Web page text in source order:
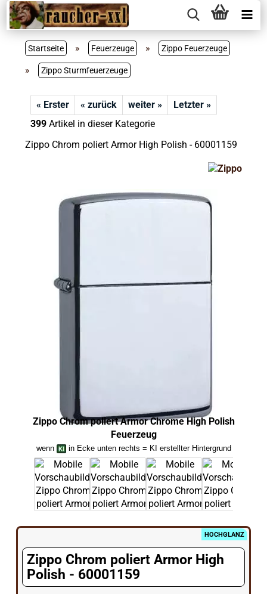
Startseite » Feuerzeuge » Zippo Feuerzeuge
» Zippo Sturmfeuerzeuge
« Erster « zurück weiter »
Letzter »
399Artikel in dieser Kategorie
Zippo Chrom poliert Armor High Polish - 60001159
Zippo Chrom poliert Armor Chrome High Polish
Feuerzeug
wenn in Ecke unten rechts = KI erstellter Hintergrund
HOCHGLANZ
Zippo Chrom poliert Armor High
Polish - 60001159